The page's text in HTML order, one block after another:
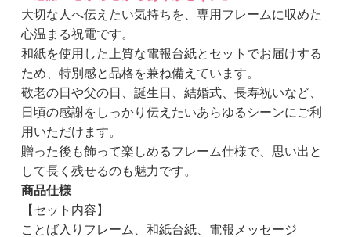
大切な人へ伝えたい気持ちを、専用フレームに収めた
心温まる祝電です。
和紙を使用した上質な電報台紙とセットでお届けする
ため、特別感と品格を兼ね備えています。
敬老の日や父の日、誕生日、結婚式、長寿祝いなど、
日頃の感謝をしっかり伝えたいあらゆるシーンにご利
用いただけます。
贈った後も飾って楽しめるフレーム仕様で、思い出と
して長く残せるのも魅力です。
商品仕様
【セット内容】
ことば入りフレーム、和紙台紙、電報メッセージ